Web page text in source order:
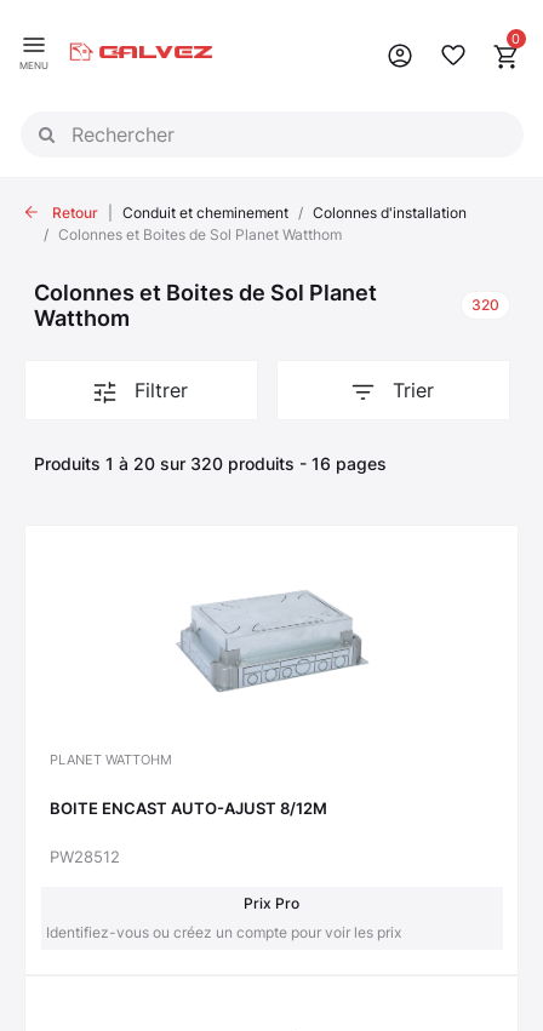
MENU
0
Retour Conduit et cheminement
Colonnes d'installation
Colonnes et Boites de Sol Planet Watthom
Colonnes et Boites de Sol Planet
Watthom
320
Filtrer Trier
Produits 1 à 20 sur 320 produits - 16 pages
PLANET WATTOHM
BOITE ENCAST AUTO-AJUST 8/12M
PW28512
Prix Pro
Identifiez-vous ou créez un compte pour voir les prix